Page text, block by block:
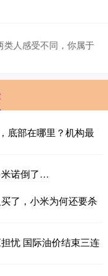
类人感受不同，你属于
底部在哪里？机构最
米诺倒了…
了，小米为何还要杀
忧 国际油价结束三连